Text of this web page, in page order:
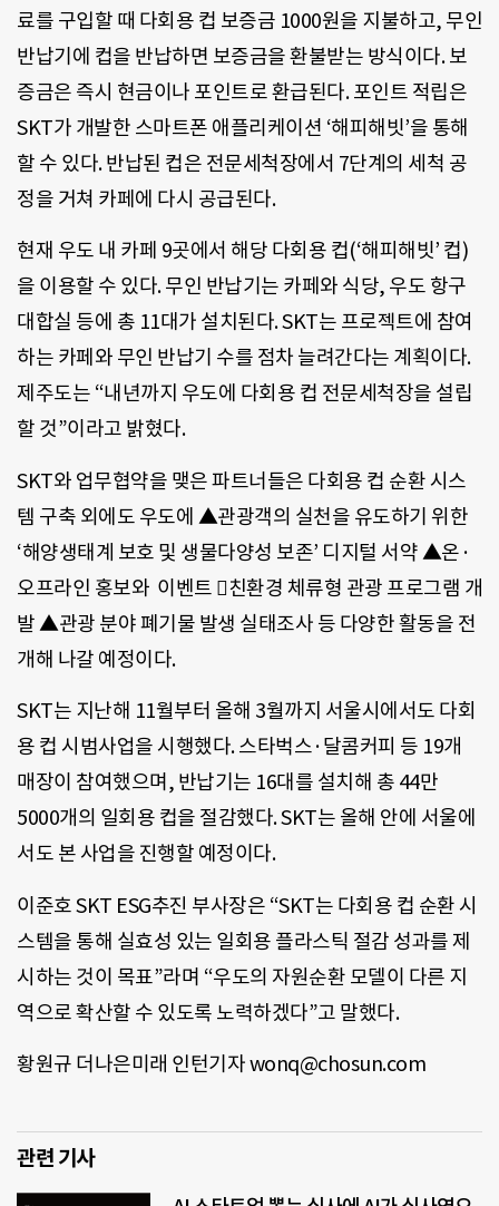
료를 구입할 때 다회용 컵 보증금 1000원을 지불하고, 무인
반납기에 컵을 반납하면 보증금을 환불받는 방식이다. 보
증금은 즉시 현금이나 포인트로 환급된다. 포인트 적립은
SKT가 개발한 스마트폰 애플리케이션 ‘해피해빗’을 통해
할 수 있다. 반납된 컵은 전문세척장에서 7단계의 세척 공
정을 거쳐 카페에 다시 공급된다.
현재 우도 내 카페 9곳에서 해당 다회용 컵(‘해피해빗’ 컵)
을 이용할 수 있다. 무인 반납기는 카페와 식당, 우도 항구
대합실 등에 총 11대가 설치된다. SKT는 프로젝트에 참여
하는 카페와 무인 반납기 수를 점차 늘려간다는 계획이다.
제주도는 “내년까지 우도에 다회용 컵 전문세척장을 설립
할 것”이라고 밝혔다.
SKT와 업무협약을 맺은 파트너들은 다회용 컵 순환 시스
템 구축 외에도 우도에 ▲관광객의 실천을 유도하기 위한
‘해양생태계 보호 및 생물다양성 보존’ 디지털 서약 ▲온·
오프라인 홍보와 이벤트 친환경 체류형 관광 프로그램 개
발 ▲관광 분야 폐기물 발생 실태조사 등 다양한 활동을 전
개해 나갈 예정이다.
SKT는 지난해 11월부터 올해 3월까지 서울시에서도 다회
용 컵 시범사업을 시행했다. 스타벅스·달콤커피 등 19개
매장이 참여했으며, 반납기는 16대를 설치해 총 44만
5000개의 일회용 컵을 절감했다. SKT는 올해 안에 서울에
서도 본 사업을 진행할 예정이다.
이준호 SKT ESG추진 부사장은 “SKT는 다회용 컵 순환 시
스템을 통해 실효성 있는 일회용 플라스틱 절감 성과를 제
시하는 것이 목표”라며 “우도의 자원순환 모델이 다른 지
역으로 확산할 수 있도록 노력하겠다”고 말했다.
황원규 더나은미래 인턴기자 wonq@chosun.com
관련 기사